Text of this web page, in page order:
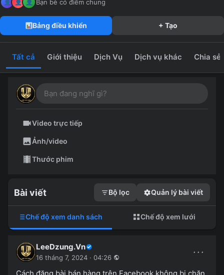
Bạn bè có điểm chung
Bảng điều khiển + Tạo
Tất cả Giới thiệu Dịch Vụ Dịch vụ khác Chia sẻ
Video trực tiếp
Ảnh/video
Thước phim
Bài viết Bộ lọc Quản lý bài viết
Chế độ xem danh sách Chế độ xem lưới
LeeDzung.Vn
16 tháng 7, 2024 · 04:26 ···